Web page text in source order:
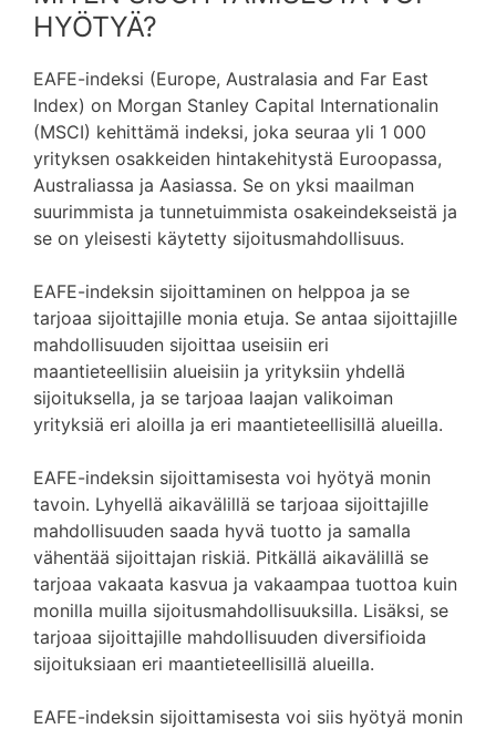
HYÖTYÄ?
EAFE-indeksi (Europe, Australasia and Far East
Index) on Morgan Stanley Capital Internationalin
(MSCI) kehittämä indeksi, joka seuraa yli 1 000
yrityksen osakkeiden hintakehitystä Euroopassa,
Australiassa ja Aasiassa. Se on yksi maailman
suurimmista ja tunnetuimmista osakeindekseistä ja
se on yleisesti käytetty sijoitusmahdollisuus.
EAFE-indeksin sijoittaminen on helppoa ja se
tarjoaa sijoittajille monia etuja. Se antaa sijoittajille
mahdollisuuden sijoittaa useisiin eri
maantieteellisiin alueisiin ja yrityksiin yhdellä
sijoituksella, ja se tarjoaa laajan valikoiman
yrityksiä eri aloilla ja eri maantieteellisillä alueilla.
EAFE-indeksin sijoittamisesta voi hyötyä monin
tavoin. Lyhyellä aikavälillä se tarjoaa sijoittajille
mahdollisuuden saada hyvä tuotto ja samalla
vähentää sijoittajan riskiä. Pitkällä aikavälillä se
tarjoaa vakaata kasvua ja vakaampaa tuottoa kuin
monilla muilla sijoitusmahdollisuuksilla. Lisäksi, se
tarjoaa sijoittajille mahdollisuuden diversifioida
sijoituksiaan eri maantieteellisillä alueilla.
EAFE-indeksin sijoittamisesta voi siis hyötyä monin